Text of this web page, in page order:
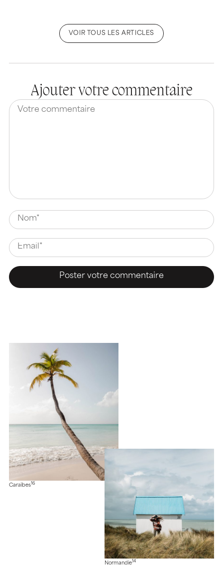
VOIR TOUS LES ARTICLES
Ajouter votre commentaire
Caraïbes16
Normandie14